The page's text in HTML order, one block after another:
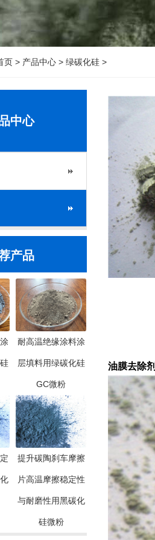
页 > 产品中心 > 绿碳化硅 >
中心
产品
耐高温绝缘涂料涂
层填料用绿碳化硅
GC微粉
提升碳陶刹车摩擦
片高温摩擦稳定性
与耐磨性用黑碳化
硅微粉
油膜去除